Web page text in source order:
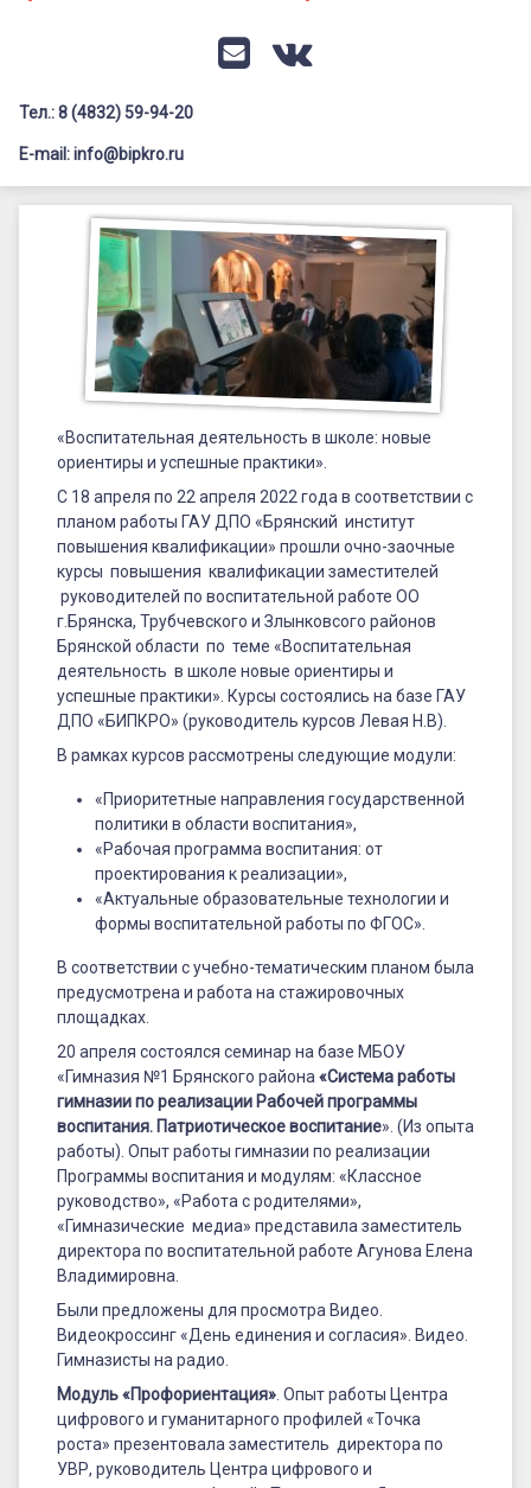
Профилактика дистанционных преступлений
Флагманы образования
Педагог-психолог
Иные конкурсы
E-mailVK
Заголовок сайта → второстепенный
Тел.: 8 (4832) 59-94-20
E-mail: info@bipkro.ru
«Воспитательная
деятельность
школе:
новые
ориентиры
успешные
практики»
22.04.2022
15.05.2022
ГАУ ДПО "БИПКРО"
«Воспитательная деятельность в школе: новые
ориентиры и успешные практики».
С 18 апреля по 22 апреля 2022 года в соответствии с
планом работы ГАУ ДПО «Брянский институт
повышения квалификации» прошли очно-заочные
курсы повышения квалификации заместителей
руководителей по воспитательной работе ОО
г.Брянска, Трубчевского и Злынковсого районов
Брянской области по теме «Воспитательная
деятельность в школе новые ориентиры и
успешные практики». Курсы состоялись на базе ГАУ
ДПО «БИПКРО» (руководитель курсов Левая Н.В).
В рамках курсов рассмотрены следующие модули:
«Приоритетные направления государственной
политики в области воспитания»,
«Рабочая программа воспитания: от
проектирования к реализации»,
«Актуальные образовательные технологии и
формы воспитательной работы по ФГОС».
В соответствии с учебно-тематическим планом была
предусмотрена и работа на стажировочных
площадках.
20 апреля состоялся семинар на базе МБОУ
«Гимназия №1 Брянского района «Система работы
гимназии по реализации Рабочей программы
воспитания. Патриотическое воспитание». (Из опыта
работы). Опыт работы гимназии по реализации
Программы воспитания и модулям: «Классное
руководство», «Работа с родителями»,
«Гимназические медиа» представила заместитель
директора по воспитательной работе Агунова Елена
Владимировна.
Были предложены для просмотра Видео.
Видеокроссинг «День единения и согласия». Видео.
Гимназисты на радио.
Модуль «Профориентация» . Опыт работы Центра
цифрового и гуманитарного профилей «Точка
роста» презентовала заместитель директора по
УВР, руководитель Центра цифрового и